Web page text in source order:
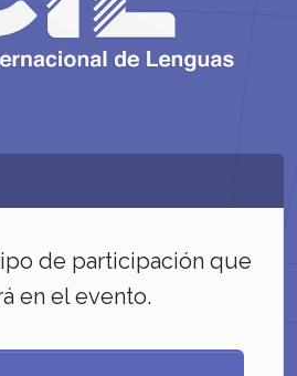
de participación que
en el evento.